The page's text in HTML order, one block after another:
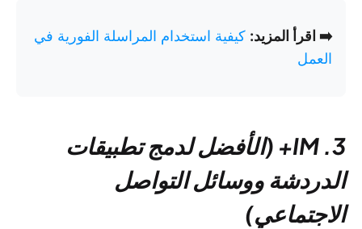
➡️ اقرأ المزيد: كيفية استخدام المراسلة الفورية في
العمل
3. IM+ (الأفضل لدمج تطبيقات
الدردشة ووسائل التواصل
الاجتماعي)